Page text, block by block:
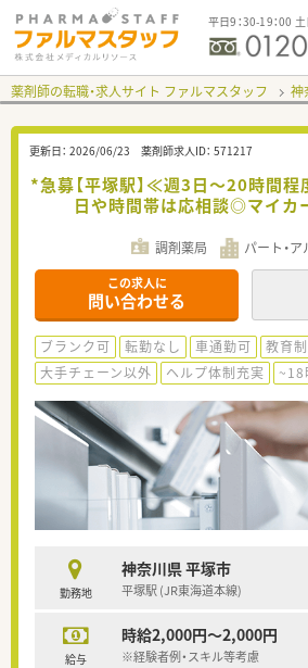
平日9：30-19：00
薬剤師の転職・求人サイト ファルマスタッフ 神
更新日： 2026/06/23 薬剤師求人ID： 571217
*急募【平塚駅】≪週3日～20時間
日や時間帯は応相談◎マイカ
調剤薬局 パート・
この求人に
問い合わせる
ブランク可 転勤なし 車通勤可 教育
大手チェーン以外
ヘルプ体制充実 ~18
勤務地
神奈川県 平塚市
平塚駅 (JR東海道本線)
給与
時給2,000円～2,000円
※経験者例・スキル等考慮